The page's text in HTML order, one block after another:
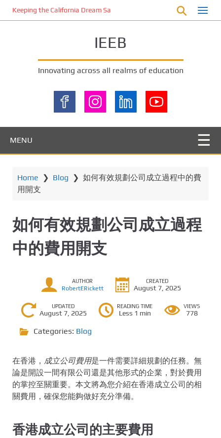
Keeping the California Dream Safe: A Deep Dive into Pool Fence
IEEB
Innovating across all realms of education
MENU
Home ❯ Blog ❯ 如何有效規劃公司成立過程中的費
用開支
如何有效規劃公司成立過程
中的費用開支
AUTHOR
RobertERickett
CREATED
August 7, 2025
UPDATED
August 7, 2025
READING TIME
Less 1 min
VIEWS
778
Categories: Blog
在香港， 成立公司費用是一件需要詳細規劃的任務。無
論是開設一間有限公司還是其他形式的企業，對於費用
的掌控至關重要。本文將為您介紹在香港成立公司的相
關費用，確保您能夠做好充分準備。
香港成立公司的主要費用